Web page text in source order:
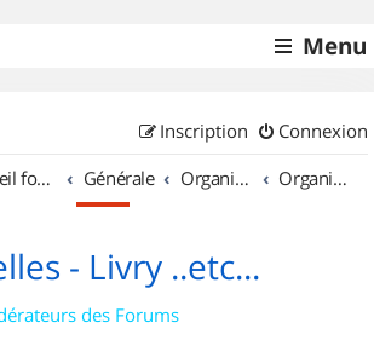
Menu
Connexion
Inscription
Accueil forum Générale Organisation de sorties & Recherche de partenaires Organisation de sorties en région Île de France
- Livry ..etc...
des Forums